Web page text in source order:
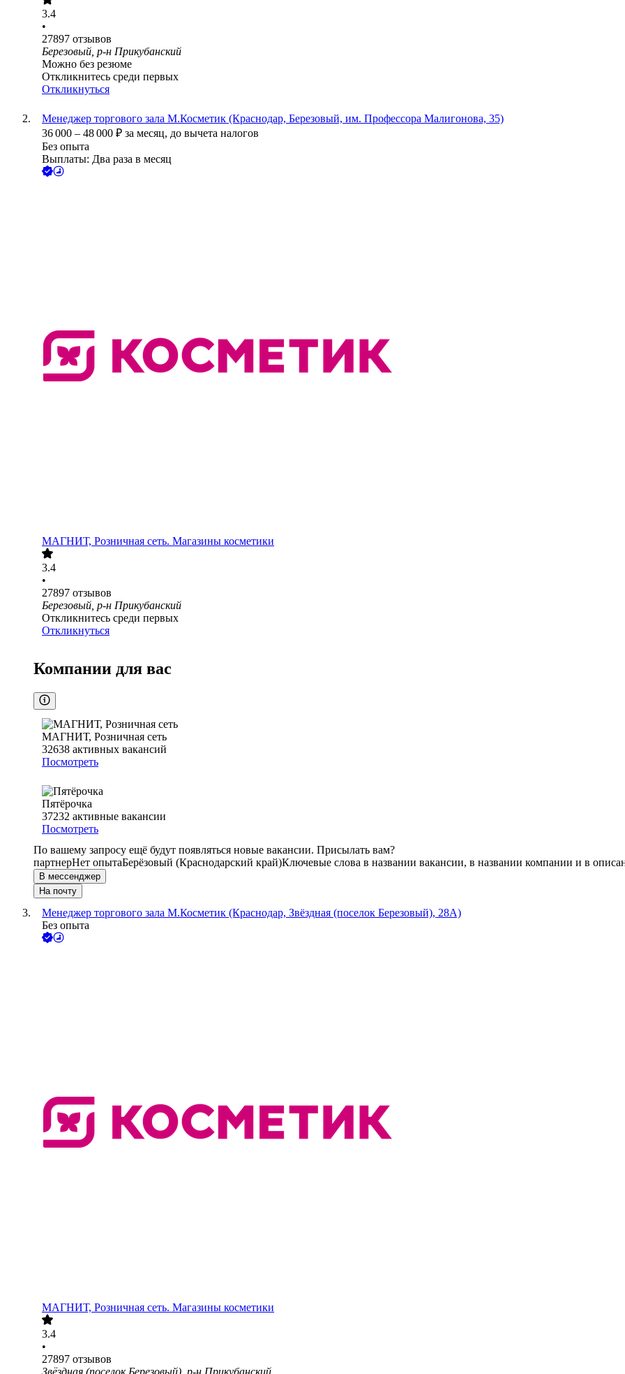
3.4
•
27897 отзывов
Березовый, р-н Прикубанский
Можно без резюме
Откликнитесь среди первых
Откликнуться
Менеджер торгового зала М.Косметик (Краснодар, Березовый, им. Профессора Малигонова, 35)
36 000 – 48 000 ₽ за месяц, до вычета налогов
Без опыта
Выплаты: Два раза в месяц
МАГНИТ, Розничная сеть. Магазины косметики
3.4
•
27897 отзывов
Березовый, р-н Прикубанский
Откликнитесь среди первых
Откликнуться
Компании для вас
МАГНИТ, Розничная сеть
32638 активных вакансий
Посмотреть
Пятёрочка
37232 активные вакансии
Посмотреть
По вашему запросу ещё будут появляться новые вакансии. Присылать вам?
партнерНет опытаБерёзовый (Краснодарский край)Ключевые слова в названии вакансии, в названии компании и в
В мессенджер
На почту
Менеджер торгового зала М.Косметик (Краснодар, Звёздная (поселок Березовый), 28А)
Без опыта
МАГНИТ, Розничная сеть. Магазины косметики
3.4
•
27897 отзывов